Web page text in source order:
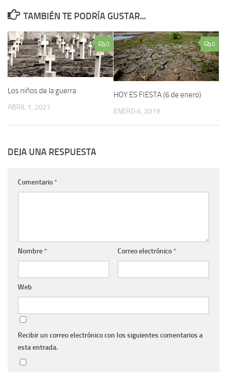
TAMBIÉN TE PODRÍA GUSTAR...
0
Los niños de la guerra
ABRIL 1, 2021
0
HOY ES FIESTA (6 de enero)
ENERO 6, 2019
DEJA UNA RESPUESTA
Comentario*
Nombre* Correo electrónico*
Web
Recibir un correo electrónico con los siguientes comentarios a
esta entrada.